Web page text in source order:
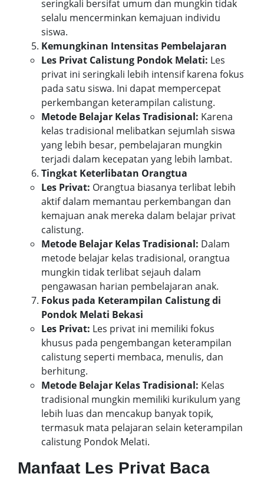
seringkali bersifat umum dan mungkin tidak
selalu mencerminkan kemajuan individu
siswa.
Kemungkinan Intensitas Pembelajaran
Les Privat Calistung Pondok Melati: Les
privat ini seringkali lebih intensif karena fokus
pada satu siswa. Ini dapat mempercepat
perkembangan keterampilan calistung.
Metode Belajar Kelas Tradisional: Karena
kelas tradisional melibatkan sejumlah siswa
yang lebih besar, pembelajaran mungkin
terjadi dalam kecepatan yang lebih lambat.
Tingkat Keterlibatan Orangtua
Les Privat: Orangtua biasanya terlibat lebih
aktif dalam memantau perkembangan dan
kemajuan anak mereka dalam belajar privat
calistung.
Metode Belajar Kelas Tradisional: Dalam
metode belajar kelas tradisional, orangtua
mungkin tidak terlibat sejauh dalam
pengawasan harian pembelajaran anak.
Fokus pada Keterampilan Calistung di
Pondok Melati Bekasi
Les Privat: Les privat ini memiliki fokus
khusus pada pengembangan keterampilan
calistung seperti membaca, menulis, dan
berhitung.
Metode Belajar Kelas Tradisional: Kelas
tradisional mungkin memiliki kurikulum yang
lebih luas dan mencakup banyak topik,
termasuk mata pelajaran selain keterampilan
calistung Pondok Melati.
Manfaat Les Privat Baca